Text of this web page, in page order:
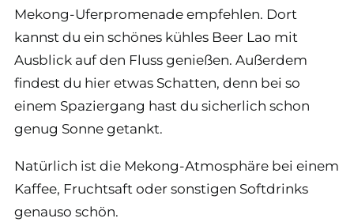
Mekong-Uferpromenade empfehlen. Dort
kannst du ein schönes kühles Beer Lao mit
Ausblick auf den Fluss genießen. Außerdem
findest du hier etwas Schatten, denn bei so
einem Spaziergang hast du sicherlich schon
genug Sonne getankt.
Natürlich ist die Mekong-Atmosphäre bei einem
Kaffee, Fruchtsaft oder sonstigen Softdrinks
genauso schön.